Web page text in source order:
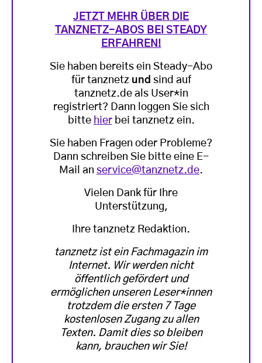
JETZT MEHR ÜBER DIE
TANZNETZ-ABOS BEI STEADY
ERFAHREN!
Sie haben bereits ein Steady-Abo
für tanznetz und sind auf
tanznetz.de als User*in
registriert? Dann loggen Sie sich
bitte hierbei tanznetz ein.
Sie haben Fragen oder Probleme?
Dann schreiben Sie bitte eine E-
Mail an service@tanznetz.de.
Vielen Dank für Ihre
Unterstützung,
Ihre tanznetz Redaktion.
tanznetz ist ein Fachmagazin im
Internet. Wir werden nicht
öffentlich gefördert und
ermöglichen unseren Leser*innen
trotzdem die ersten 7 Tage
kostenlosen Zugang zu allen
Texten. Damit dies so bleiben
kann, brauchen wir Sie!